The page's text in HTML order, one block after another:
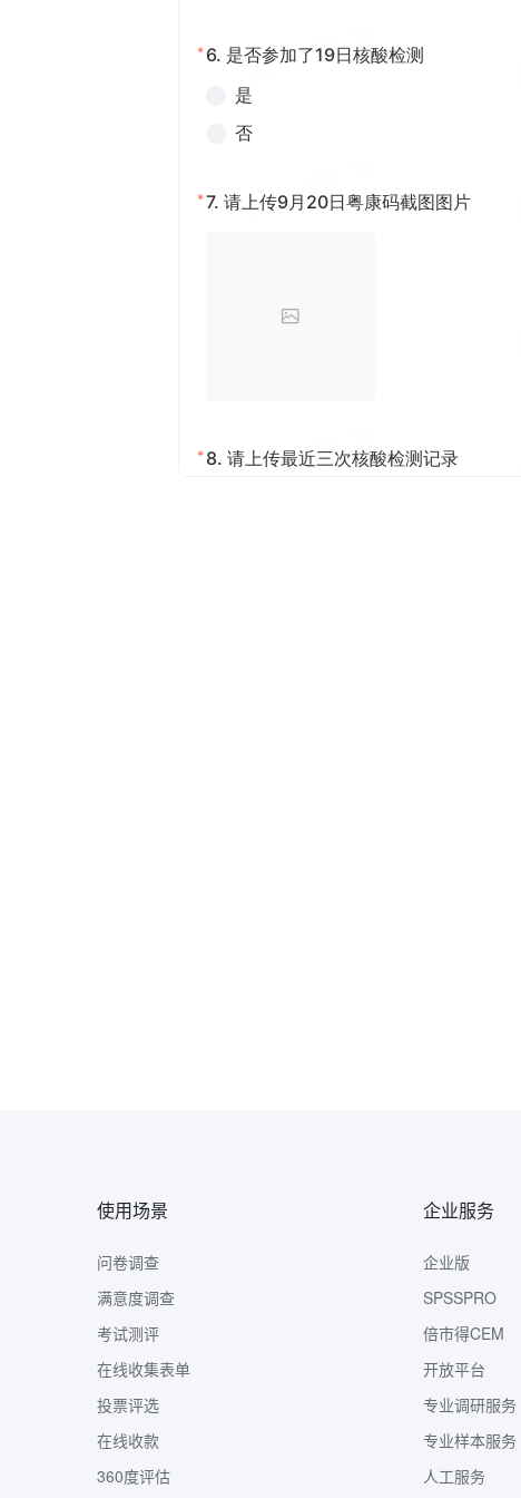
使用场景
问卷调查
满意度调查
考试测评
在线收集表单
投票评选
在线收款
360度评估
企业服务
企业版
SPSSPRO
倍市得CEM
开放平台
专业调研服务
专业样本服务
人工服务